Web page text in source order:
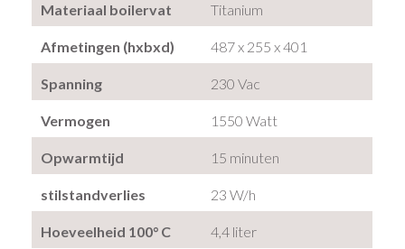
Materiaal boilervat Titanium
Afmetingen (hxbxd) 487 x 255 x 401
Spanning 230 Vac
Vermogen 1550 Watt
Opwarmtijd 15 minuten
stilstandverlies 23 W/h
Hoeveelheid 100° C 4,4 liter